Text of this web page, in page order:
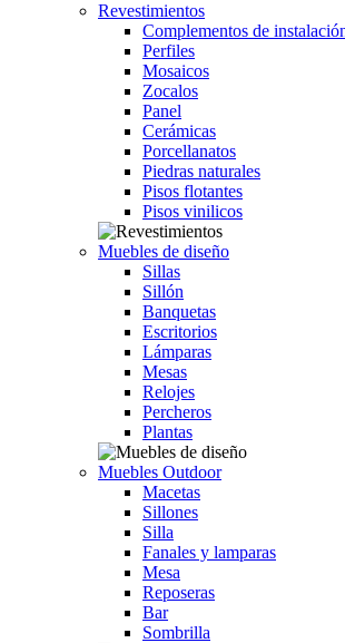
Revestimientos
Complementos de
Perfiles
Mosaicos
Zocalos
Panel
Cerámicas
Porcellanatos
Piedras naturales
Pisos flotantes
Pisos vinilicos
Muebles de diseño
Sillas
Sillón
Banquetas
Escritorios
Lámparas
Mesas
Relojes
Percheros
Plantas
Muebles Outdoor
Macetas
Sillones
Silla
Fanales y lamparas
Mesa
Reposeras
Bar
Sombrilla